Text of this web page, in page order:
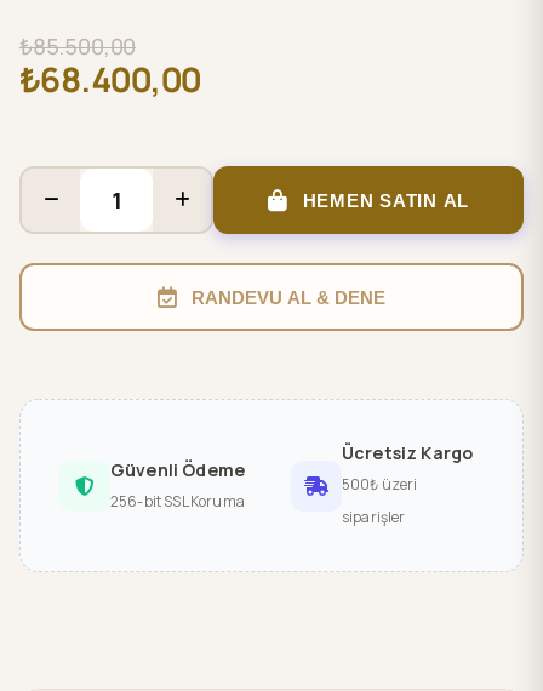
₺85.500,00
₺68.400,00
HEMEN SATIN AL
RANDEVU AL & DENE
Güvenli Ödeme
256-bit SSL Koruma
Ücretsiz Kargo
500₺ üzeri
siparişler